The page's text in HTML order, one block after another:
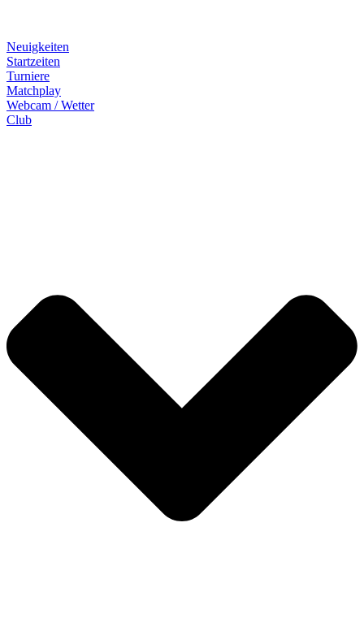
Neuigkeiten
Startzeiten
Turniere
Matchplay
Webcam / Wetter
Club